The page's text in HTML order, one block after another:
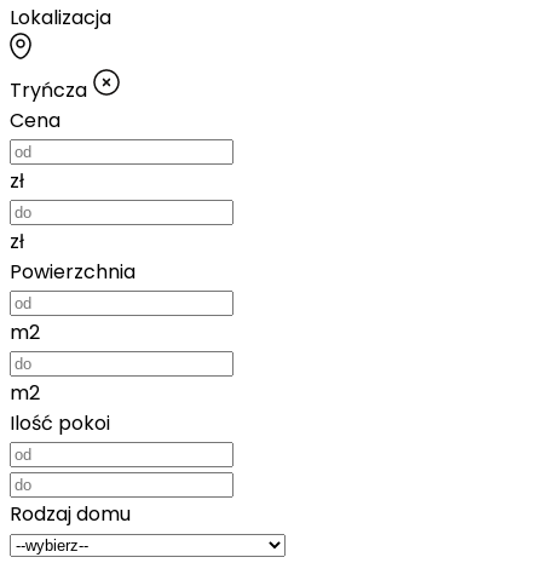
Lokalizacja
Tryńcza
Cena
zł
zł
Powierzchnia
m2
m2
Ilość pokoi
Rodzaj domu